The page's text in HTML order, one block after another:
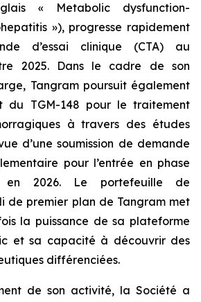
« Metabolic dysfunction-
»), progresse rapidement
d’essai clinique (CTA) au
2025. Dans le cadre de son
Tangram poursuit également
du TGM-148 pour le traitement
à travers des études
d’une soumission de demande
pour l’entrée en phase
en 2026. Le portefeuille de
de premier plan de Tangram met
la puissance de sa plateforme
et sa capacité à découvrir des
différenciées.
de son activité, la Société a